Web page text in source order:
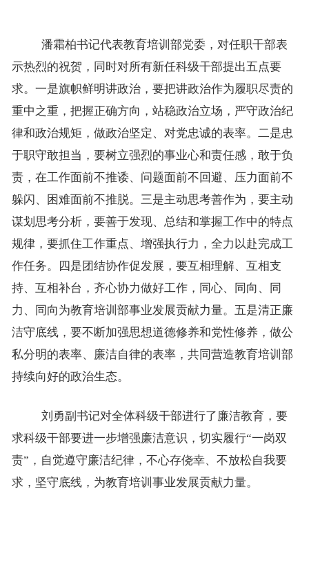
潘霜柏书记代表教育培训部党委，对任职干部表
示热烈的祝贺，同时对所有新任科级干部提出五点要
求。一是旗帜鲜明讲政治，要把讲政治作为履职尽责的
重中之重，把握正确方向，站稳政治立场，严守政治纪
律和政治规矩，做政治坚定、对党忠诚的表率。二是忠
于职守敢担当，要树立强烈的事业心和责任感，敢于负
责，在工作面前不推诿、问题面前不回避、压力面前不
躲闪、困难面前不推脱。三是主动思考善作为，要主动
谋划思考分析，要善于发现、总结和掌握工作中的特点
规律，要抓住工作重点、增强执行力，全力以赴完成工
作任务。四是团结协作促发展，要互相理解、互相支
持、互相补台，齐心协力做好工作，同心、同向、同
力、同向为教育培训部事业发展贡献力量。五是清正廉
洁守底线，要不断加强思想道德修养和党性修养，做公
私分明的表率、廉洁自律的表率，共同营造教育培训部
持续向好的政治生态。
刘勇副书记对全体科级干部进行了廉洁教育，要
求科级干部要进一步增强廉洁意识，切实履行“一岗双
责”，自觉遵守廉洁纪律，不心存侥幸、不放松自我要
求，坚守底线，为教育培训事业发展贡献力量。